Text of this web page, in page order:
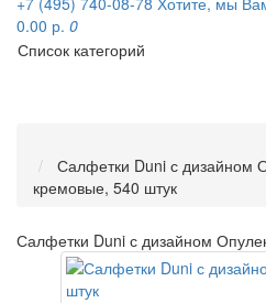
0.00 р. 0
Список категорий
Салфетки Duni с дизайном
кремовые, 540 штук
Салфетки Duni с дизайном